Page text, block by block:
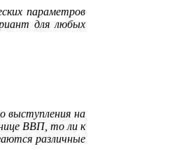
параметров
для любых
выступления на
ВВП, то ли к
различные